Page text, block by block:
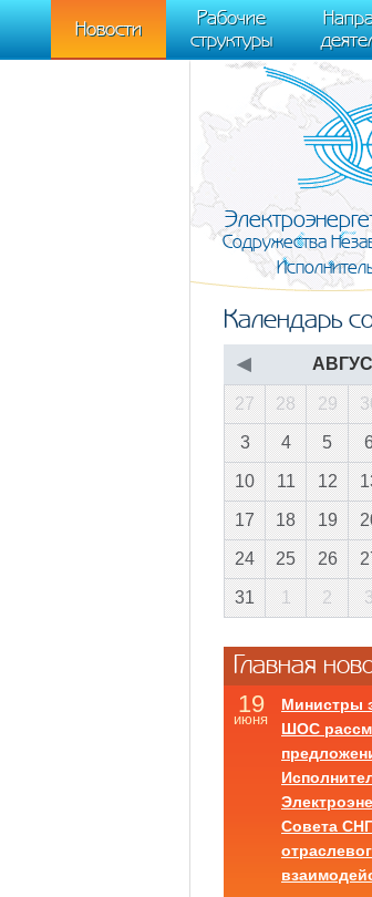
m[i].l=1*new Date(); for (var j = 0; j <
document, "script", "https://mc.yandex.ru/metrika/
Новости
Рабочие
структуры
Содружества
Календарь
◀
27 28 29
3 4 5
10 11 12
17 18 19
24 25 26
31 1 2
Главная
19
июня
Министры
ШОС
Совета